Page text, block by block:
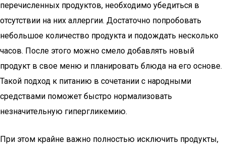
перечисленных продуктов, необходимо убедиться в
отсутствии на них аллергии. Достаточно попробовать
небольшое количество продукта и подождать несколько
часов. После этого можно смело добавлять новый
продукт в свое меню и планировать блюда на его основе.
Такой подход к питанию в сочетании с народными
средствами поможет быстро нормализовать
незначительную гипергликемию.
При этом крайне важно полностью исключить продукты,